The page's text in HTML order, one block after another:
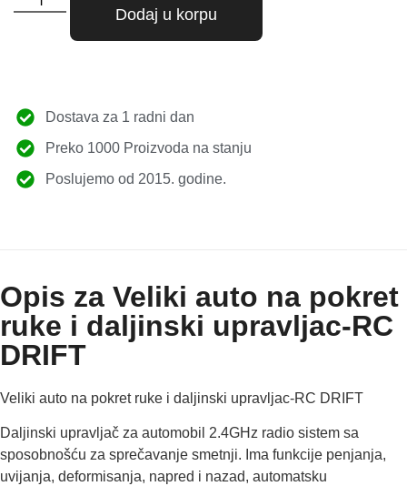
Dodaj u korpu
Dostava za 1 radni dan
Preko 1000 Proizvoda na stanju
Poslujemo od 2015. godine.
Opis za Veliki auto na pokret
ruke i daljinski upravljac-RC
DRIFT
Veliki auto na pokret ruke i daljinski upravljac-RC DRIFT
Daljinski upravljač za automobil 2.4GHz radio sistem sa
sposobnošću za sprečavanje smetnji. Ima funkcije penjanja,
uvijanja, deformisanja, napred i nazad, automatsku